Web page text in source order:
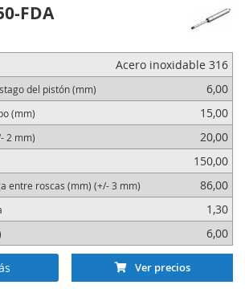
FDA
Acero inoxidable 316
del pistón (mm)
6,00
(mm)
15,00
2 mm)
20,00
150,00
entre roscas (mm) (+/- 3 mm)
86,00
1,30
6,00
Ver precios